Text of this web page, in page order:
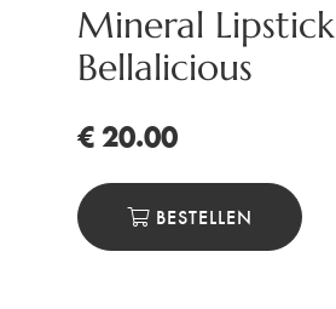
Mineral Lipstick
Bellalicious
€ 20.00
BESTELLEN